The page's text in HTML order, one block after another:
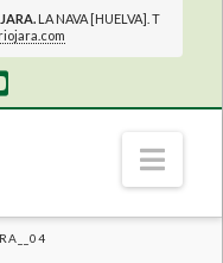
LA NAVA [HUELVA]. T